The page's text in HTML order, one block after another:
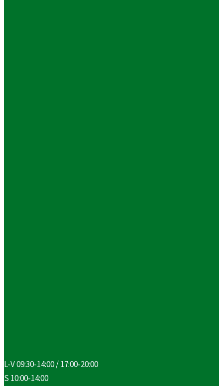
L-V 09:30-14:00 / 17:00-20:00
S 10:00-14:00